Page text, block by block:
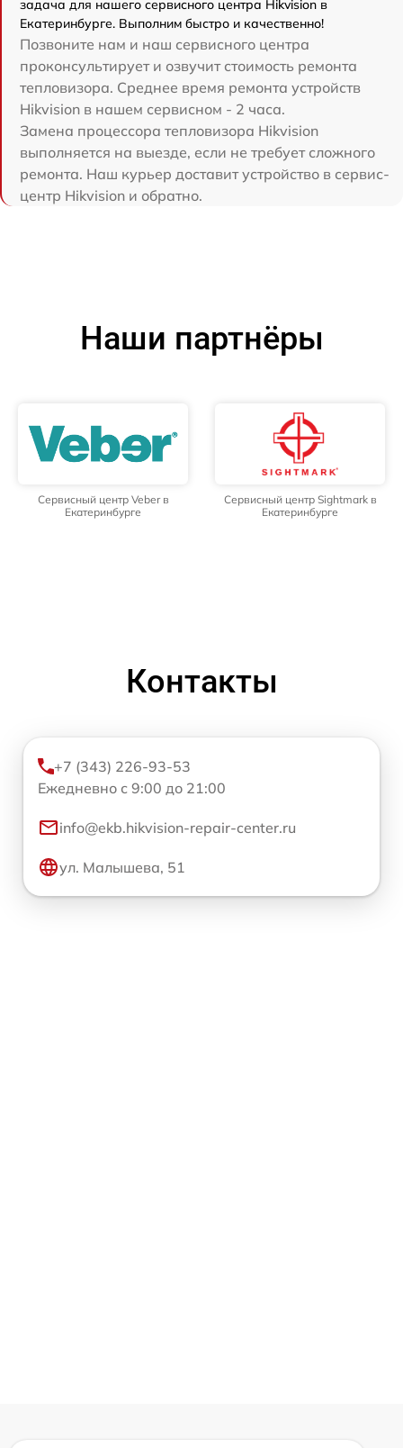
задача для нашего сервисного центра Hikvision в
Екатеринбурге. Выполним быстро и качественно!
Позвоните нам и наш сервисного центра
проконсультирует и озвучит стоимость ремонта
тепловизора. Среднее время ремонта устройств
Hikvision в нашем сервисном - 2 часа.
Замена процессора тепловизора Hikvision
выполняется на выезде, если не требует сложного
ремонта. Наш курьер доставит устройство в сервис-
центр Hikvision и обратно.
Наши партнёры
Сервисный центр Veber в
Екатеринбурге
Сервисный центр Sightmark в
Екатеринбурге
Контакты
+7 (343) 226-93-53
Ежедневно с 9:00 до 21:00
info@ekb.hikvision-repair-center.ru
ул. Малышева, 51